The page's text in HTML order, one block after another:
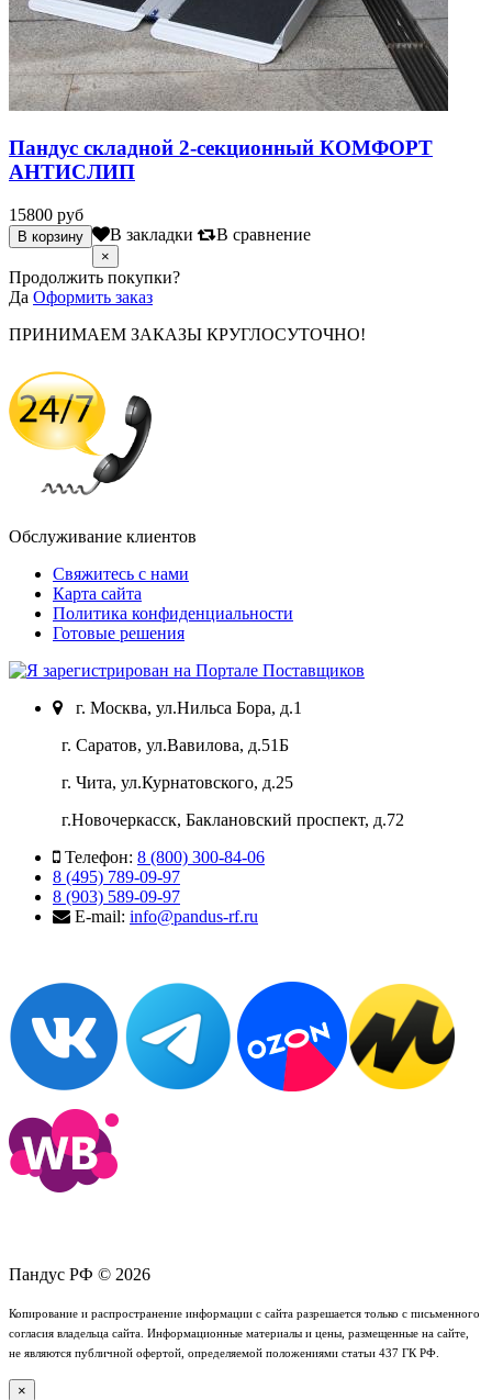
Пандус складной 2-секционный КОМФОРТ
АНТИСЛИП
15800 руб
В закладки В сравнение
×
Продолжить покупки?
Да Оформить заказ
ПРИНИМАЕМ ЗАКАЗЫ КРУГЛОСУТОЧНО!
Обслуживание клиентов
Свяжитесь с нами
Карта сайта
Политика конфиденциальности
Готовые решения
г. Москва, ул.Нильса Бора, д.1
г. Саратов, ул.Вавилова, д.51Б
г. Чита, ул.Курнатовского, д.25
г.Новочеркасск, Баклановский проспект, д.72
Телефон: 8 (800) 300-84-06
8 (495) 789-09-97
8 (903) 589-09-97
E-mail: info@pandus-rf.ru
Пандус РФ © 2026
Копирование и распространение информации с сайта разрешается только с письменного
согласия владельца сайта. Информационные материалы и цены, размещенные на сайте,
не являются публичной офертой, определяемой положениями статьи 437 ГК РФ.
×